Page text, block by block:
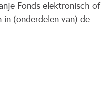
Fonds elektronisch of
(onderdelen van) de